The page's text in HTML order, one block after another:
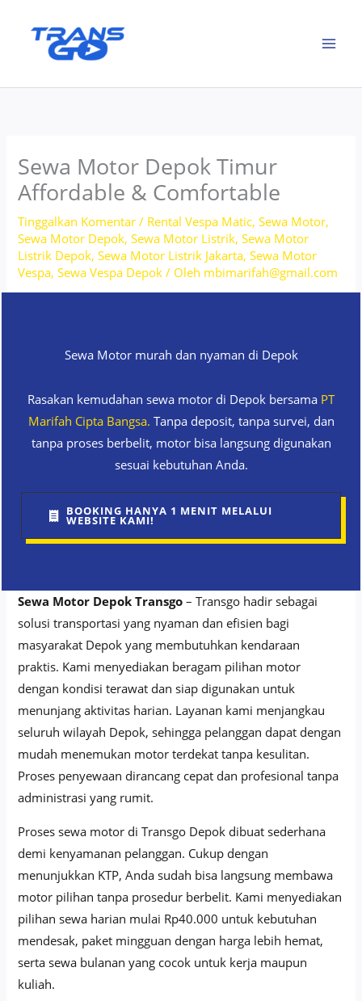
Sewa Motor Depok Timur
Affordable & Comfortable
Tinggalkan Komentar / Rental Vespa Matic,Sewa Motor,
Sewa Motor Depok,Sewa Motor Listrik,Sewa Motor
Listrik Depok,Sewa Motor Listrik Jakarta,Sewa Motor
Vespa,Sewa Vespa Depok / Oleh mbimarifah@gmail.com
Sewa Motor murah dan nyaman di Depok
Rasakan kemudahan sewa motor di Depok bersama PT
Marifah Cipta Bangsa. Tanpa deposit, tanpa survei, dan
tanpa proses berbelit, motor bisa langsung digunakan
sesuai kebutuhan Anda.
BOOKING HANYA 1 MENIT MELALUI
WEBSITE KAMI!
Sewa Motor Depok Transgo – Transgo hadir sebagai
solusi transportasi yang nyaman dan efisien bagi
masyarakat Depok yang membutuhkan kendaraan
praktis. Kami menyediakan beragam pilihan motor
dengan kondisi terawat dan siap digunakan untuk
menunjang aktivitas harian. Layanan kami menjangkau
seluruh wilayah Depok, sehingga pelanggan dapat dengan
mudah menemukan motor terdekat tanpa kesulitan.
Proses penyewaan dirancang cepat dan profesional tanpa
administrasi yang rumit.
Proses sewa motor di Transgo Depok dibuat sederhana
demi kenyamanan pelanggan. Cukup dengan
menunjukkan KTP, Anda sudah bisa langsung membawa
motor pilihan tanpa prosedur berbelit. Kami menyediakan
pilihan sewa harian mulai Rp40.000 untuk kebutuhan
mendesak, paket mingguan dengan harga lebih hemat,
serta sewa bulanan yang cocok untuk kerja maupun
kuliah.